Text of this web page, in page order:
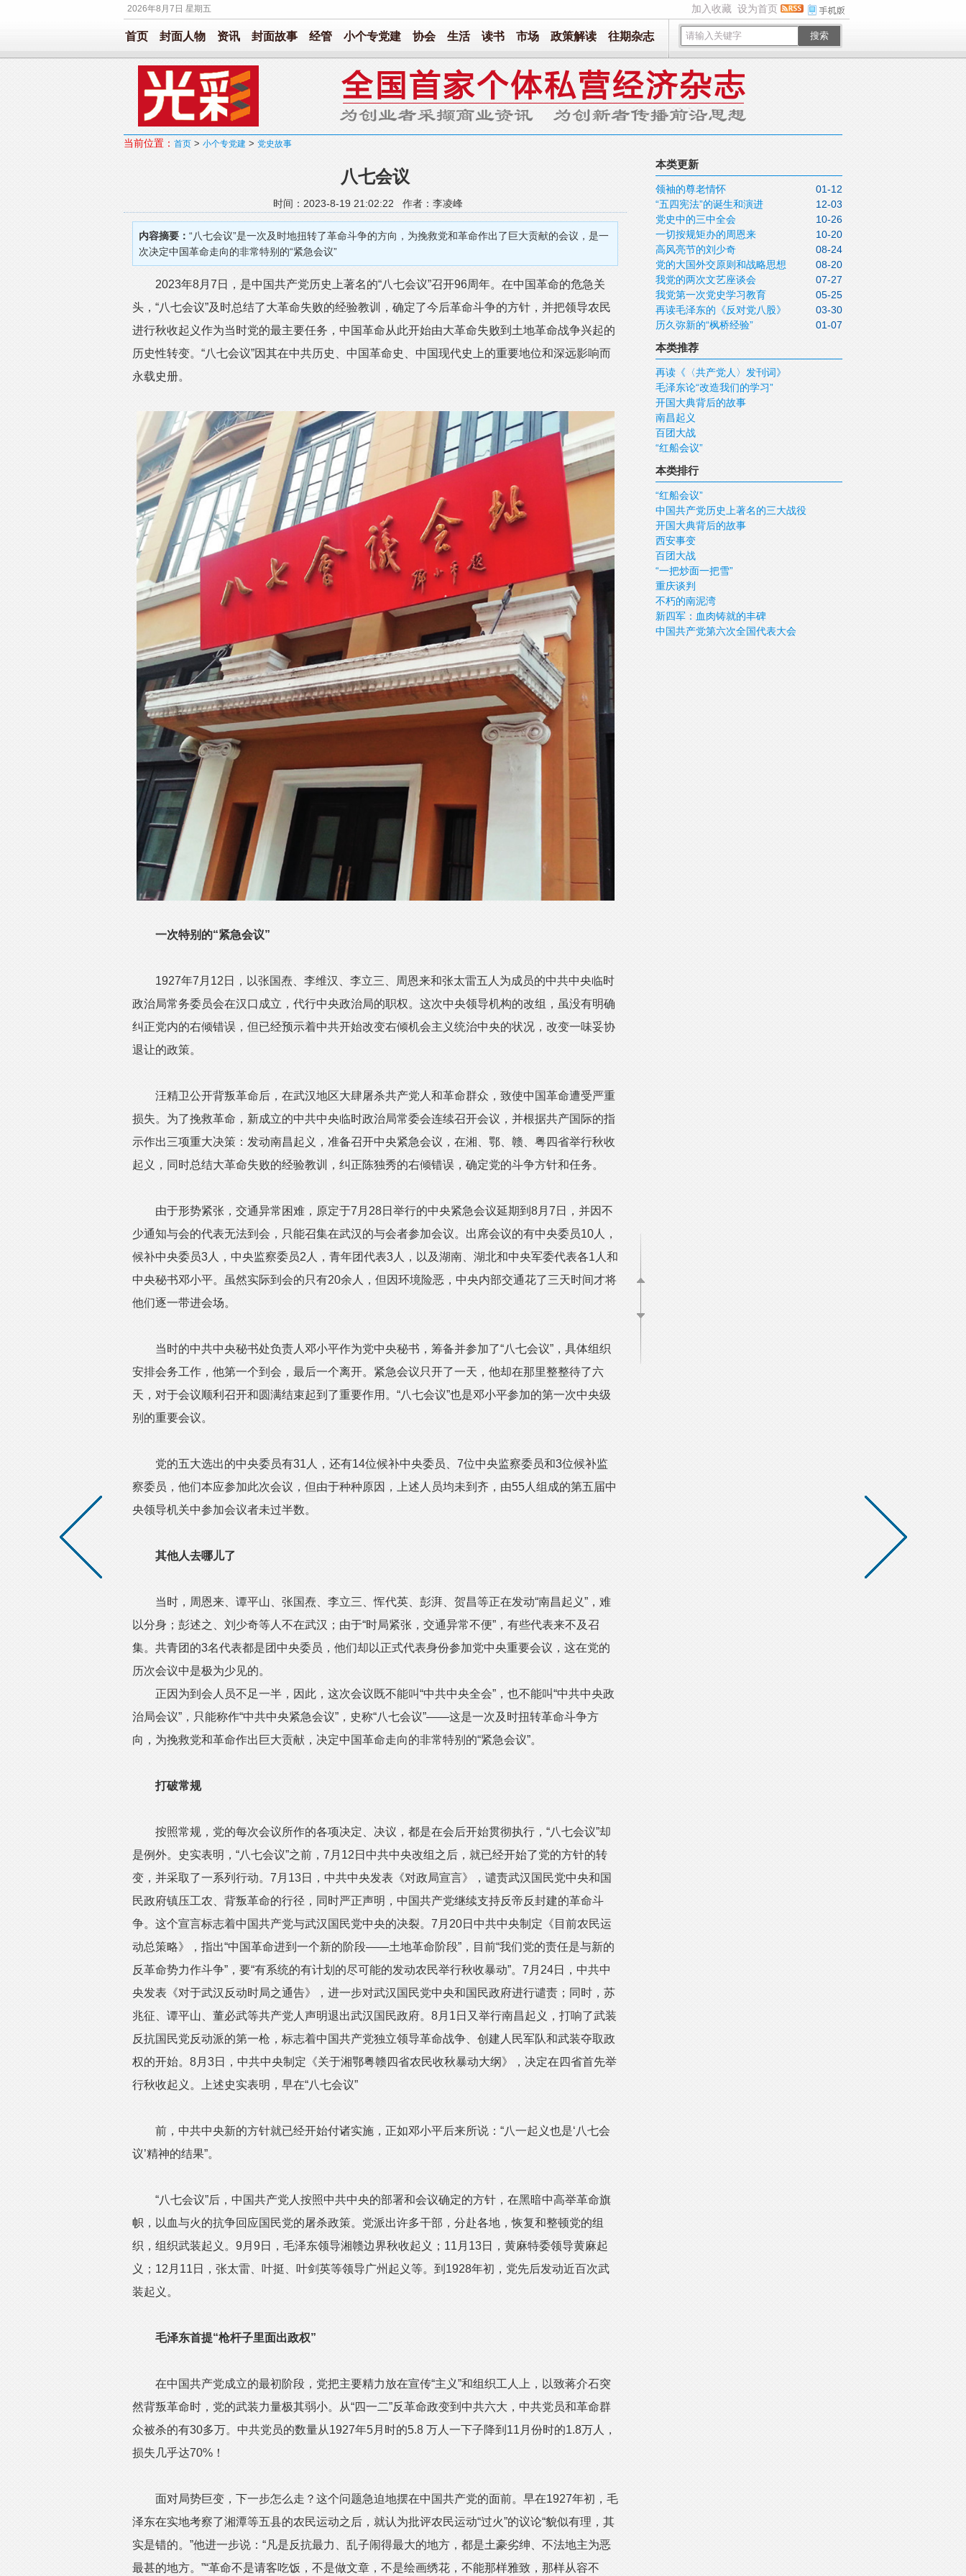
2026年8月7日 星期五 加入收藏 设为首页
搜索
首页 封面人物 资讯 封面故事 经管 小个专党建 协会 生活 读书 市场 政策解读 往期杂志
当前位置： 首页 > 小个专党建 > 党史故事
八七会议
时间：2023-8-19 21:02:22 作者：李凌峰
内容摘要： “八七会议”是一次及时地扭转了革命斗争的方向，为挽救党和革命作出了巨大贡献的会议，是一
次决定中国革命走向的非常特别的“紧急会议”
2023年8月7日，是中国共产党历史上著名的“八七会议”召开96周年。在中国革命的危急关
头，“八七会议”及时总结了大革命失败的经验教训，确定了今后革命斗争的方针，并把领导农民
进行秋收起义作为当时党的最主要任务，中国革命从此开始由大革命失败到土地革命战争兴起的
历史性转变。“八七会议”因其在中共历史、中国革命史、中国现代史上的重要地位和深远影响而
永载史册。
一次特别的“紧急会议”
1927年7月12日，以张国焘、李维汉、李立三、周恩来和张太雷五人为成员的中共中央临时
政治局常务委员会在汉口成立，代行中央政治局的职权。这次中央领导机构的改组，虽没有明确
纠正党内的右倾错误，但已经预示着中共开始改变右倾机会主义统治中央的状况，改变一味妥协
退让的政策。
汪精卫公开背叛革命后，在武汉地区大肆屠杀共产党人和革命群众，致使中国革命遭受严重
损失。为了挽救革命，新成立的中共中央临时政治局常委会连续召开会议，并根据共产国际的指
示作出三项重大决策：发动南昌起义，准备召开中央紧急会议，在湘、鄂、赣、粤四省举行秋收
起义，同时总结大革命失败的经验教训，纠正陈独秀的右倾错误，确定党的斗争方针和任务。
由于形势紧张，交通异常困难，原定于7月28日举行的中央紧急会议延期到8月7日，并因不
少通知与会的代表无法到会，只能召集在武汉的与会者参加会议。出席会议的有中央委员10人，
候补中央委员3人，中央监察委员2人，青年团代表3人，以及湖南、湖北和中央军委代表各1人和
中央秘书邓小平。虽然实际到会的只有20余人，但因环境险恶，中央内部交通花了三天时间才将
他们逐一带进会场。
当时的中共中央秘书处负责人邓小平作为党中央秘书，筹备并参加了“八七会议”，具体组织
安排会务工作，他第一个到会，最后一个离开。紧急会议只开了一天，他却在那里整整待了六
天，对于会议顺利召开和圆满结束起到了重要作用。“八七会议”也是邓小平参加的第一次中央级
别的重要会议。
党的五大选出的中央委员有31人，还有14位候补中央委员、7位中央监察委员和3位候补监
察委员，他们本应参加此次会议，但由于种种原因，上述人员均未到齐，由55人组成的第五届中
央领导机关中参加会议者未过半数。
其他人去哪儿了
当时，周恩来、谭平山、张国焘、李立三、恽代英、彭湃、贺昌等正在发动“南昌起义”，难
以分身；彭述之、刘少奇等人不在武汉；由于“时局紧张，交通异常不便”，有些代表来不及召
集。共青团的3名代表都是团中央委员，他们却以正式代表身份参加党中央重要会议，这在党的
历次会议中是极为少见的。
正因为到会人员不足一半，因此，这次会议既不能叫“中共中央全会”，也不能叫“中共中央政
治局会议”，只能称作“中共中央紧急会议”，史称“八七会议”——这是一次及时扭转革命斗争方
向，为挽救党和革命作出巨大贡献，决定中国革命走向的非常特别的“紧急会议”。
打破常规
按照常规，党的每次会议所作的各项决定、决议，都是在会后开始贯彻执行，“八七会议”却
是例外。史实表明，“八七会议”之前，7月12日中共中央改组之后，就已经开始了党的方针的转
变，并采取了一系列行动。7月13日，中共中央发表《对政局宣言》，谴责武汉国民党中央和国
民政府镇压工农、背叛革命的行径，同时严正声明，中国共产党继续支持反帝反封建的革命斗
争。这个宣言标志着中国共产党与武汉国民党中央的决裂。7月20日中共中央制定《目前农民运
动总策略》，指出“中国革命进到一个新的阶段——土地革命阶段”，目前“我们党的责任是与新的
反革命势力作斗争”，要“有系统的有计划的尽可能的发动农民举行秋收暴动”。7月24日，中共中
央发表《对于武汉反动时局之通告》，进一步对武汉国民党中央和国民政府进行谴责；同时，苏
兆征、谭平山、董必武等共产党人声明退出武汉国民政府。8月1日又举行南昌起义，打响了武装
反抗国民党反动派的第一枪，标志着中国共产党独立领导革命战争、创建人民军队和武装夺取政
权的开始。8月3日，中共中央制定《关于湘鄂粤赣四省农民收秋暴动大纲》，决定在四省首先举
行秋收起义。上述史实表明，早在“八七会议”
前，中共中央新的方针就已经开始付诸实施，正如邓小平后来所说：“八一起义也是‘八七会
议’精神的结果”。
“八七会议”后，中国共产党人按照中共中央的部署和会议确定的方针，在黑暗中高举革命旗
帜，以血与火的抗争回应国民党的屠杀政策。党派出许多干部，分赴各地，恢复和整顿党的组
织，组织武装起义。9月9日，毛泽东领导湘赣边界秋收起义；11月13日，黄麻特委领导黄麻起
义；12月11日，张太雷、叶挺、叶剑英等领导广州起义等。到1928年初，党先后发动近百次武
装起义。
毛泽东首提“枪杆子里面出政权”
在中国共产党成立的最初阶段，党把主要精力放在宣传“主义”和组织工人上，以致蒋介石突
然背叛革命时，党的武装力量极其弱小。从“四一二”反革命政变到中共六大，中共党员和革命群
众被杀的有30多万。中共党员的数量从1927年5月时的5.8 万人一下子降到11月份时的1.8万人，
损失几乎达70%！
面对局势巨变，下一步怎么走？这个问题急迫地摆在中国共产党的面前。早在1927年初，毛
泽东在实地考察了湘潭等五县的农民运动之后，就认为批评农民运动“过火”的议论“貌似有理，其
实是错的。”他进一步说：“凡是反抗最力、乱子闹得最大的地方，都是土豪劣绅、不法地主为恶
最甚的地方。”“革命不是请客吃饭，不是做文章，不是绘画绣花，不能那样雅致，那样从容不
本类更新
01-12
领袖的尊老情怀
12-03
“五四宪法”的诞生和演进
10-26
党史中的三中全会
10-20
一切按规矩办的周恩来
08-24
高风亮节的刘少奇
08-20
党的大国外交原则和战略思想
07-27
我党的两次文艺座谈会
05-25
我党第一次党史学习教育
03-30
再读毛泽东的《反对党八股》
01-07
历久弥新的“枫桥经验”
本类推荐
再读《〈共产党人〉发刊词》
毛泽东论“改造我们的学习”
开国大典背后的故事
南昌起义
百团大战
“红船会议”
本类排行
“红船会议”
中国共产党历史上著名的三大战役
开国大典背后的故事
西安事变
百团大战
“一把炒面一把雪”
重庆谈判
不朽的南泥湾
新四军：血肉铸就的丰碑
中国共产党第六次全国代表大会